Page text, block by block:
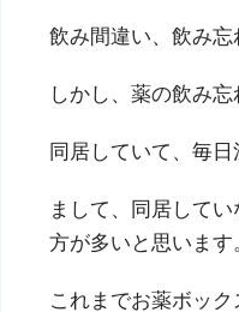
飲み間違い、飲み忘
しかし、薬の飲み
同居していて、毎日
まして、同居して
方が多いと思います
これまでお薬ボッ